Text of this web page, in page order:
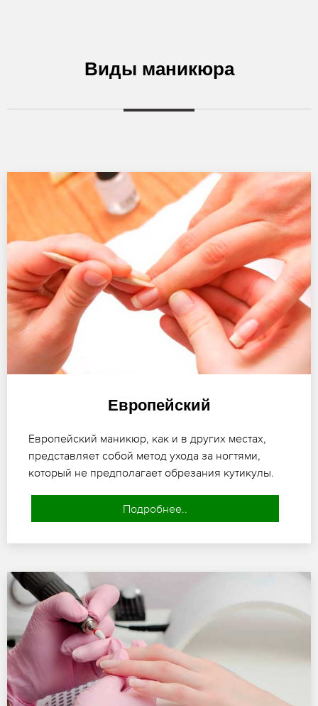
Виды маникюра
Европейский
Европейский маникюр, как и в других местах,
представляет собой метод ухода за ногтями,
который не предполагает обрезания кутикулы.
Подробнее..